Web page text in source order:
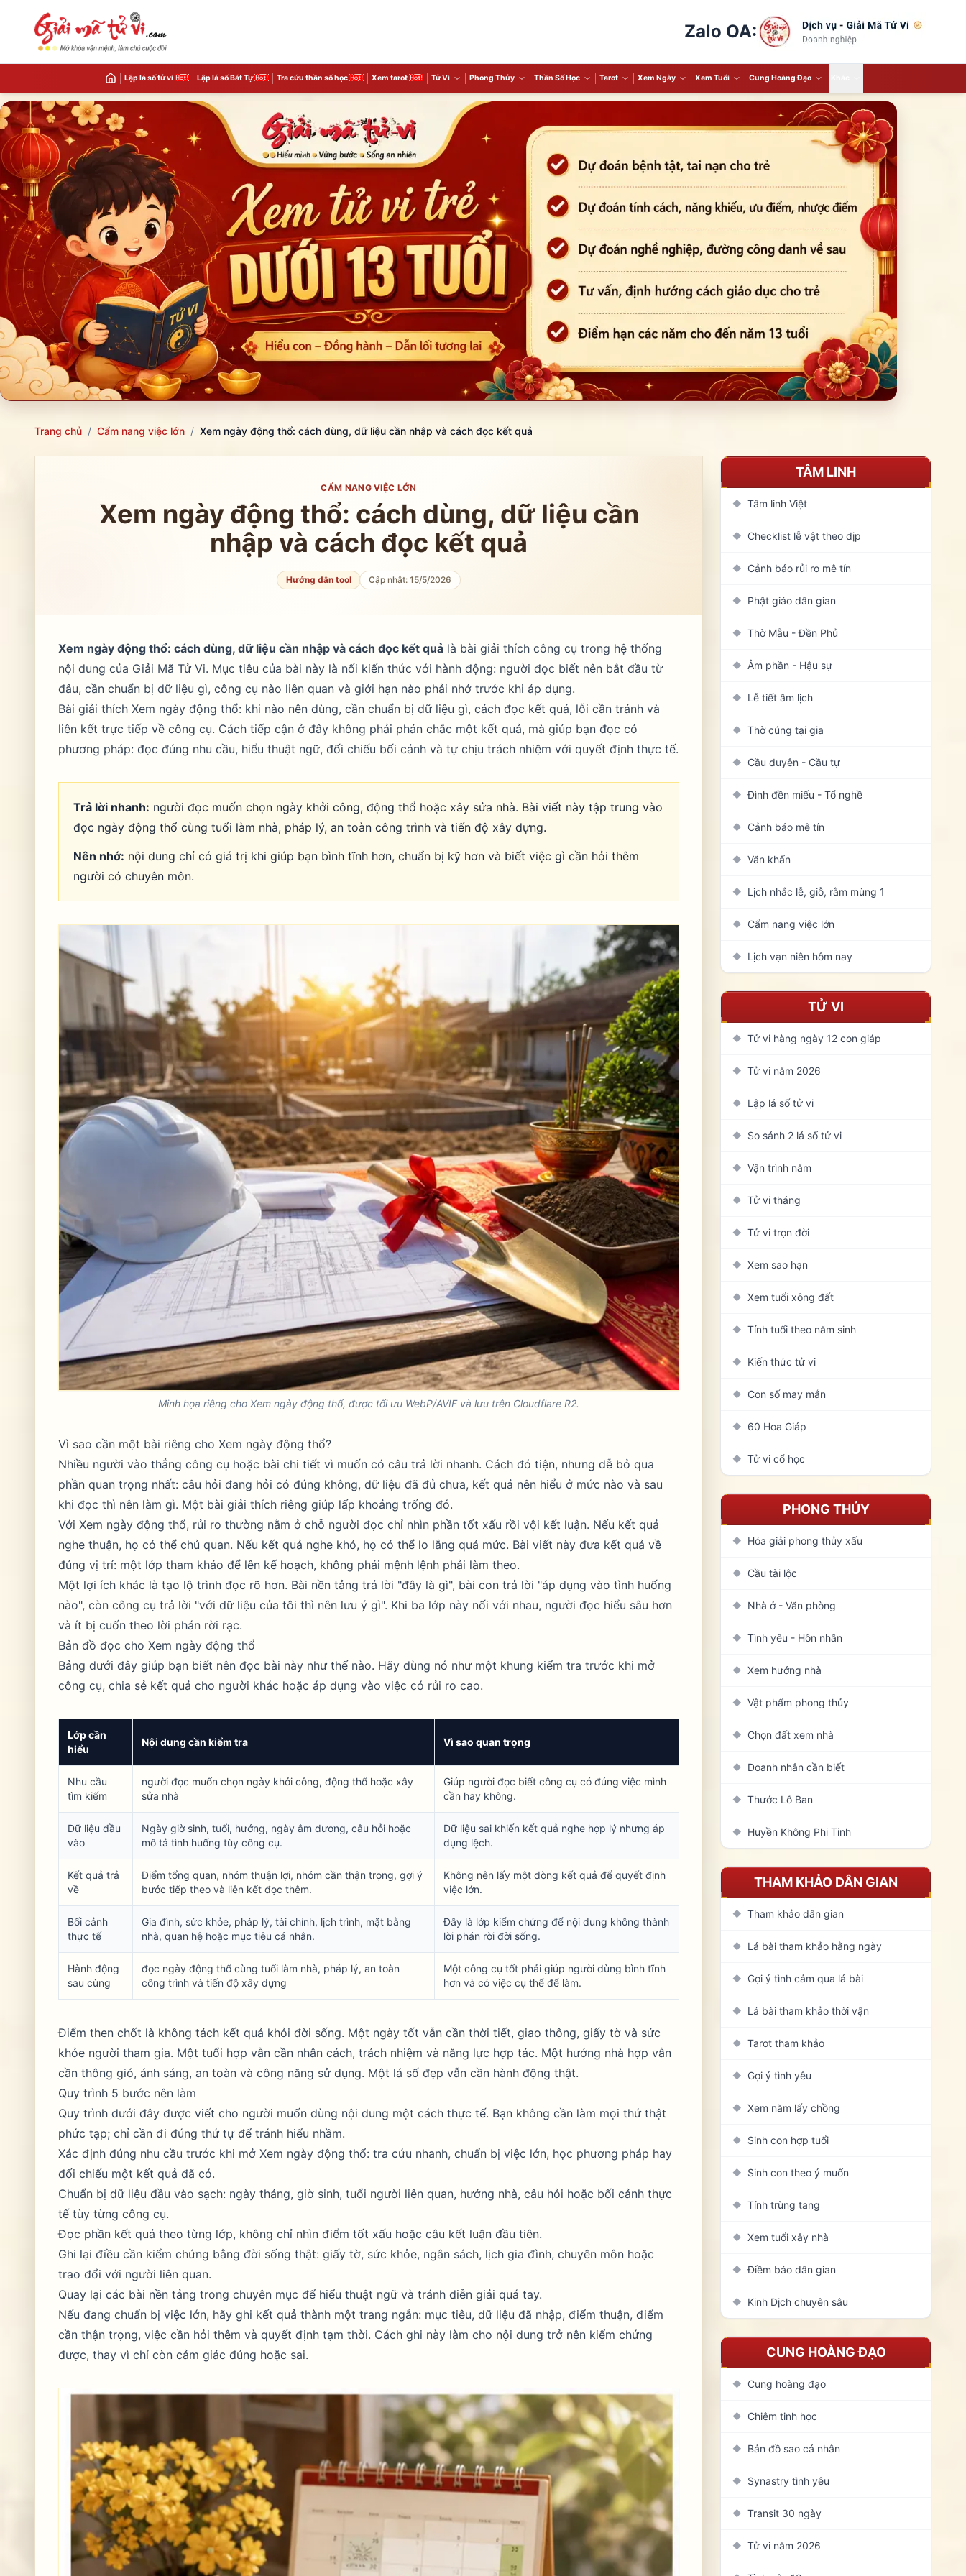
Zalo OA:
Lập lá số tử vi Lập lá số Bát Tự Tra cứu thần số học Xem tarot Tử Vi Phong Thủy Thần Số Học Tarot Xem Ngày Xem Tuổi Cung Hoàng Đạo
Trang chủ / Cẩm nang việc lớn / Xem ngày động thổ: cách dùng, dữ liệu cần nhập và cách đọc kết quả
CẨM NANG VIỆC LỚN
Xem ngày động thổ: cách dùng, dữ liệu cần
nhập và cách đọc kết quả
Hướng dẫn tool Cập nhật: 15/5/2026
Xem ngày động thổ: cách dùng, dữ liệu cần nhập và cách đọc kết quả là bài giải thích công cụ trong hệ thống
nội dung của Giải Mã Tử Vi. Mục tiêu của bài này là nối kiến thức với hành động: người đọc biết nên bắt đầu từ
đâu, cần chuẩn bị dữ liệu gì, công cụ nào liên quan và giới hạn nào phải nhớ trước khi áp dụng.
Bài giải thích Xem ngày động thổ: khi nào nên dùng, cần chuẩn bị dữ liệu gì, cách đọc kết quả, lỗi cần tránh và
liên kết trực tiếp về công cụ. Cách tiếp cận ở đây không phải phán chắc một kết quả, mà giúp bạn đọc có
phương pháp: đọc đúng nhu cầu, hiểu thuật ngữ, đối chiếu bối cảnh và tự chịu trách nhiệm với quyết định thực tế.
Trả lời nhanh: người đọc muốn chọn ngày khởi công, động thổ hoặc xây sửa nhà. Bài viết này tập trung vào
đọc ngày động thổ cùng tuổi làm nhà, pháp lý, an toàn công trình và tiến độ xây dựng.
Nên nhớ: nội dung chỉ có giá trị khi giúp bạn bình tĩnh hơn, chuẩn bị kỹ hơn và biết việc gì cần hỏi thêm
người có chuyên môn.
Minh họa riêng cho Xem ngày động thổ, được tối ưu WebP/AVIF và lưu trên Cloudflare R2.
Vì sao cần một bài riêng cho Xem ngày động thổ?
Nhiều người vào thẳng công cụ hoặc bài chi tiết vì muốn có câu trả lời nhanh. Cách đó tiện, nhưng dễ bỏ qua
phần quan trọng nhất: câu hỏi đang hỏi có đúng không, dữ liệu đã đủ chưa, kết quả nên hiểu ở mức nào và sau
khi đọc thì nên làm gì. Một bài giải thích riêng giúp lấp khoảng trống đó.
Với Xem ngày động thổ, rủi ro thường nằm ở chỗ người đọc chỉ nhìn phần tốt xấu rồi vội kết luận. Nếu kết quả
nghe thuận, họ có thể chủ quan. Nếu kết quả nghe khó, họ có thể lo lắng quá mức. Bài viết này đưa kết quả về
đúng vị trí: một lớp tham khảo để lên kế hoạch, không phải mệnh lệnh phải làm theo.
Một lợi ích khác là tạo lộ trình đọc rõ hơn. Bài nền tảng trả lời "đây là gì", bài con trả lời "áp dụng vào tình huống
nào", còn công cụ trả lời "với dữ liệu của tôi thì nên lưu ý gì". Khi ba lớp này nối với nhau, người đọc hiểu sâu hơn
và ít bị cuốn theo lời phán rời rạc.
Bản đồ đọc cho Xem ngày động thổ
Bảng dưới đây giúp bạn biết nên đọc bài này như thế nào. Hãy dùng nó như một khung kiểm tra trước khi mở
công cụ, chia sẻ kết quả cho người khác hoặc áp dụng vào việc có rủi ro cao.
Lớp cần
hiểu
Nội dung cần kiểm tra Vì sao quan trọng
Nhu cầu
tìm kiếm
người đọc muốn chọn ngày khởi công, động thổ hoặc xây
sửa nhà
Giúp người đọc biết công cụ có đúng việc mình
cần hay không.
Dữ liệu đầu
vào
Ngày giờ sinh, tuổi, hướng, ngày âm dương, câu hỏi hoặc
mô tả tình huống tùy công cụ.
Dữ liệu sai khiến kết quả nghe hợp lý nhưng áp
dụng lệch.
Kết quả trả
về
Điểm tổng quan, nhóm thuận lợi, nhóm cần thận trọng, gợi ý
bước tiếp theo và liên kết đọc thêm.
Không nên lấy một dòng kết quả để quyết định
việc lớn.
Bối cảnh
thực tế
Gia đình, sức khỏe, pháp lý, tài chính, lịch trình, mặt bằng
nhà, quan hệ hoặc mục tiêu cá nhân.
Đây là lớp kiểm chứng để nội dung không thành
lời phán rời đời sống.
Hành động
sau cùng
đọc ngày động thổ cùng tuổi làm nhà, pháp lý, an toàn
công trình và tiến độ xây dựng
Một công cụ tốt phải giúp người dùng bình tĩnh
hơn và có việc cụ thể để làm.
Điểm then chốt là không tách kết quả khỏi đời sống. Một ngày tốt vẫn cần thời tiết, giao thông, giấy tờ và sức
khỏe người tham gia. Một tuổi hợp vẫn cần nhân cách, trách nhiệm và năng lực hợp tác. Một hướng nhà hợp vẫn
cần thông gió, ánh sáng, an toàn và công năng sử dụng. Một lá số đẹp vẫn cần hành động thật.
Quy trình 5 bước nên làm
Quy trình dưới đây được viết cho người muốn dùng nội dung một cách thực tế. Bạn không cần làm mọi thứ thật
phức tạp; chỉ cần đi đúng thứ tự để tránh hiểu nhầm.
Xác định đúng nhu cầu trước khi mở Xem ngày động thổ: tra cứu nhanh, chuẩn bị việc lớn, học phương pháp hay
đối chiếu một kết quả đã có.
Chuẩn bị dữ liệu đầu vào sạch: ngày tháng, giờ sinh, tuổi người liên quan, hướng nhà, câu hỏi hoặc bối cảnh thực
tế tùy từng công cụ.
Đọc phần kết quả theo từng lớp, không chỉ nhìn điểm tốt xấu hoặc câu kết luận đầu tiên.
Ghi lại điều cần kiểm chứng bằng đời sống thật: giấy tờ, sức khỏe, ngân sách, lịch gia đình, chuyên môn hoặc
trao đổi với người liên quan.
Quay lại các bài nền tảng trong chuyên mục để hiểu thuật ngữ và tránh diễn giải quá tay.
Nếu đang chuẩn bị việc lớn, hãy ghi kết quả thành một trang ngắn: mục tiêu, dữ liệu đã nhập, điểm thuận, điểm
cần thận trọng, việc cần hỏi thêm và quyết định tạm thời. Cách ghi này làm cho nội dung trở nên kiểm chứng
được, thay vì chỉ còn cảm giác đúng hoặc sai.
TÂM LINH
◆ Tâm linh Việt
◆ Checklist lễ vật theo dịp
◆ Cảnh báo rủi ro mê tín
◆ Phật giáo dân gian
◆ Thờ Mẫu - Đền Phủ
◆ Âm phần - Hậu sự
◆ Lễ tiết âm lịch
◆ Thờ cúng tại gia
◆ Cầu duyên - Cầu tự
◆ Đình đền miếu - Tổ nghề
◆ Cảnh báo mê tín
◆ Văn khấn
◆ Lịch nhắc lễ, giỗ, rằm mùng 1
◆ Cẩm nang việc lớn
◆ Lịch vạn niên hôm nay
TỬ VI
◆ Tử vi hàng ngày 12 con giáp
◆ Tử vi năm 2026
◆ Lập lá số tử vi
◆ So sánh 2 lá số tử vi
◆ Vận trình năm
◆ Tử vi tháng
◆ Tử vi trọn đời
◆ Xem sao hạn
◆ Xem tuổi xông đất
◆ Tính tuổi theo năm sinh
◆ Kiến thức tử vi
◆ Con số may mắn
◆ 60 Hoa Giáp
◆ Tử vi cổ học
PHONG THỦY
◆ Hóa giải phong thủy xấu
◆ Cầu tài lộc
◆ Nhà ở - Văn phòng
◆ Tình yêu - Hôn nhân
◆ Xem hướng nhà
◆ Vật phẩm phong thủy
◆ Chọn đất xem nhà
◆ Doanh nhân cần biết
◆ Thước Lỗ Ban
◆ Huyền Không Phi Tinh
THAM KHẢO DÂN GIAN
◆ Tham khảo dân gian
◆ Lá bài tham khảo hằng ngày
◆ Gợi ý tình cảm qua lá bài
◆ Lá bài tham khảo thời vận
◆ Tarot tham khảo
◆ Gợi ý tình yêu
◆ Xem năm lấy chồng
◆ Sinh con hợp tuổi
◆ Sinh con theo ý muốn
◆ Tính trùng tang
◆ Xem tuổi xây nhà
◆ Điềm báo dân gian
◆ Kinh Dịch chuyên sâu
CUNG HOÀNG ĐẠO
◆ Cung hoàng đạo
◆ Chiêm tinh học
◆ Bản đồ sao cá nhân
◆ Synastry tình yêu
◆ Transit 30 ngày
◆ Tử vi năm 2026